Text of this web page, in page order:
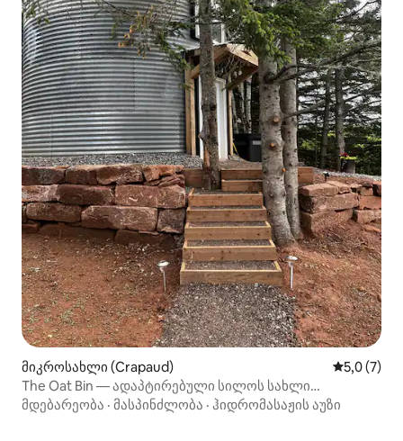
მიკროსახლი (Crapaud) საშუალო
5,0 (7)
The Oat Bin — ადაპტირებული სილოს სახლი
ჰიდრომასაჟის აუზით
მდებარეობა · მასპინძლობა · ჰიდრომასაჟის აუზი